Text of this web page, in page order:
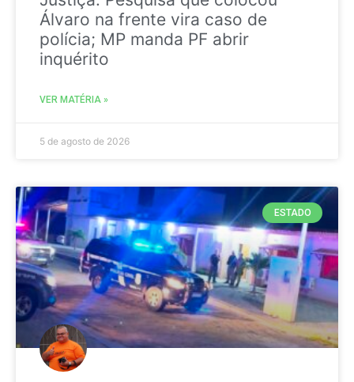
Álvaro na frente vira caso de
polícia; MP manda PF abrir
inquérito
VER MATÉRIA »
5 de agosto de 2026
ESTADO